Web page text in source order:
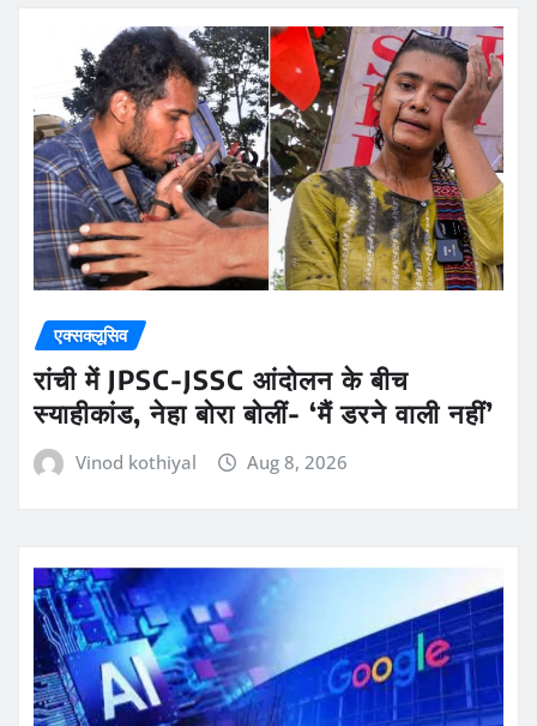
एक्सक्लूसिव
रांची में JPSC-JSSC आंदोलन के बीच
स्याहीकांड, नेहा बोरा बोलीं- ‘मैं डरने वाली नहीं’
Vinod kothiyal Aug 8, 2026